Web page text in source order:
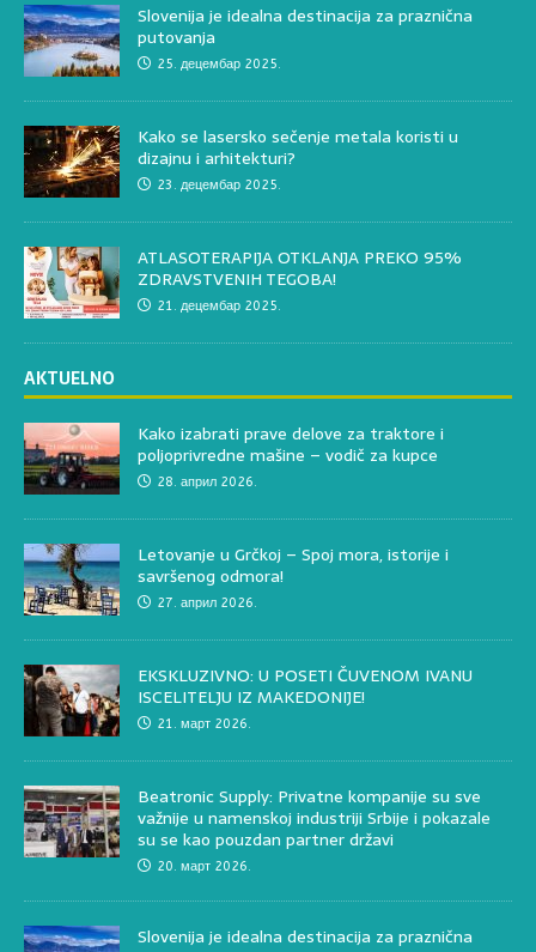
Slovenija je idealna destinacija za praznična
putovanja
25. децембар 2025.
Kako se lasersko sečenje metala koristi u
dizajnu i arhitekturi?
23. децембар 2025.
ATLASOTERAPIJA OTKLANJA PREKO 95%
ZDRAVSTVENIH TEGOBA!
21. децембар 2025.
AKTUELNO
Kako izabrati prave delove za traktore i
poljoprivredne mašine – vodič za kupce
28. април 2026.
Letovanje u Grčkoj – Spoj mora, istorije i
savršenog odmora!
27. април 2026.
EKSKLUZIVNO: U POSETI ČUVENOM IVANU
ISCELITELJU IZ MAKEDONIJE!
21. март 2026.
Beatronic Supply: Privatne kompanije su sve
važnije u namenskoj industriji Srbije i pokazale
su se kao pouzdan partner državi
20. март 2026.
Slovenija je idealna destinacija za praznična